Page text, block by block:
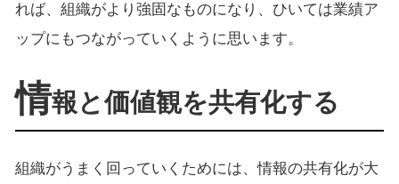
れば、組織がより強固なものになり、ひいては業績ア
ップにもつながっていくように思います。
情報と価値観を共有化する
組織がうまく回っていくためには、情報の共有化が大